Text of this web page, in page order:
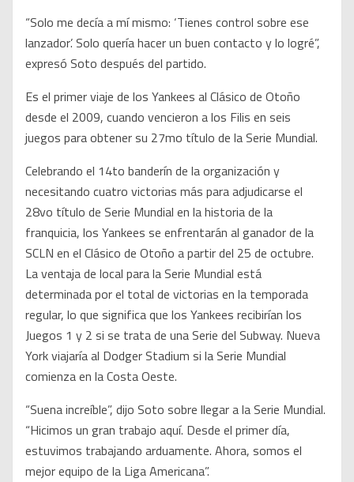
“Solo me decía a mí mismo: ‘Tienes control sobre ese
lanzador’. Solo quería hacer un buen contacto y lo logré”,
expresó Soto después del partido.
Es el primer viaje de los Yankees al Clásico de Otoño
desde el 2009, cuando vencieron a los Filis en seis
juegos para obtener su 27mo título de la Serie Mundial.
Celebrando el 14to banderín de la organización y
necesitando cuatro victorias más para adjudicarse el
28vo título de Serie Mundial en la historia de la
franquicia, los Yankees se enfrentarán al ganador de la
SCLN en el Clásico de Otoño a partir del 25 de octubre.
La ventaja de local para la Serie Mundial está
determinada por el total de victorias en la temporada
regular, lo que significa que los Yankees recibirían los
Juegos 1 y 2 si se trata de una Serie del Subway. Nueva
York viajaría al Dodger Stadium si la Serie Mundial
comienza en la Costa Oeste.
“Suena increíble”, dijo Soto sobre llegar a la Serie Mundial.
“Hicimos un gran trabajo aquí. Desde el primer día,
estuvimos trabajando arduamente. Ahora, somos el
mejor equipo de la Liga Americana”.